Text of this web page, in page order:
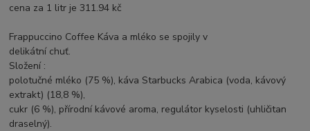
cena za 1 litr je 311.94 kč
Frappuccino Coffee Káva a mléko se spojily v
delikátní chuť.
Složení :
polotučné mléko (75 %), káva Starbucks Arabica (voda, kávový
extrakt) (18,8 %),
cukr (6 %), přírodní kávové aroma, regulátor kyselosti (uhličitan
draselný).